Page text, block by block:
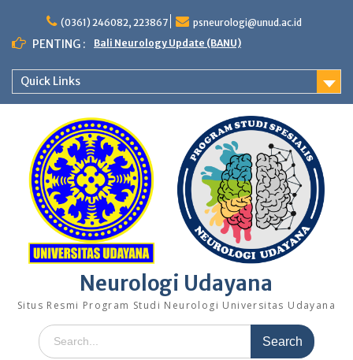
content
(0361) 246082, 223867 psneurologi@unud.ac.id
PENTING : Bali Neurology Update (BANU)
Quick Links
Neurologi Udayana
Situs Resmi Program Studi Neurologi Universitas Udayana
Search
for: